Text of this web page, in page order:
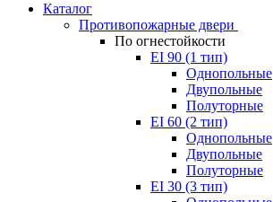
Каталог
Противопожарные двери
По огнестойкости
EI 90 (1 тип)
Однопольные
Двупольные
Полуторные
EI 60 (2 тип)
Однопольные
Двупольные
Полуторные
EI 30 (3 тип)